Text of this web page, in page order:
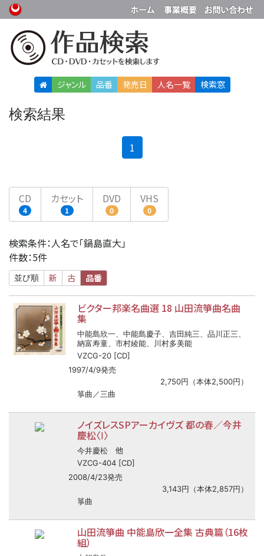
ジャンル 品番 発売日 人名一覧 検索窓
検索結果
1
CD
4
カセット
1
DVD
0
VHS
0
検索条件：人名で「鍋島直大」
件数：5件
並び順 新 古 品番
ビクター邦楽名曲選 18 山田流箏曲名曲
集
中能島欣一、中能島慶子、吉田純三、品川正三、
納富寿童、市村綾能、川村多美能
VZCG-20 [CD]
1997/4/9発売
2,750円（本体2,500円）
箏曲／三曲
ノイズレスSPアーカイヴズ 都の春／今井
慶松〈Ⅰ〉
今井慶松 他
VZCG-404 [CD]
2008/4/23発売
3,143円（本体2,857円）
箏曲
山田流箏曲 中能島欣一全集 古典篇（16枚
組）